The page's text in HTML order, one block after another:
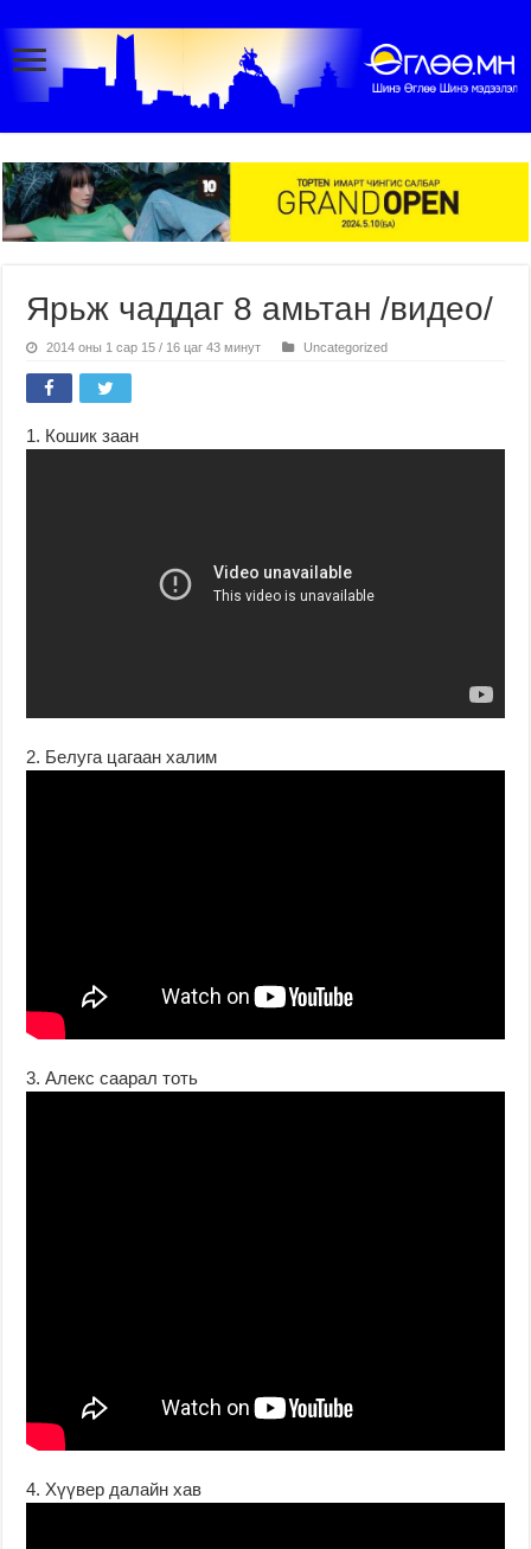
Ярьж чаддаг 8 амьтан /видео/
2014 оны 1 сар 15 / 16 цаг 43 минут Uncategorized
1. Кошик заан
2. Белуга цагаан халим
3. Алекс саарал тоть
4. Хүүвер далайн хав